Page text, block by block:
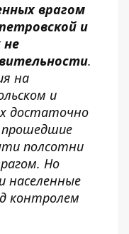
врагом
и
не
.
на
и
достаточно
прошедшие
полсотни
Но
населенные
контролем